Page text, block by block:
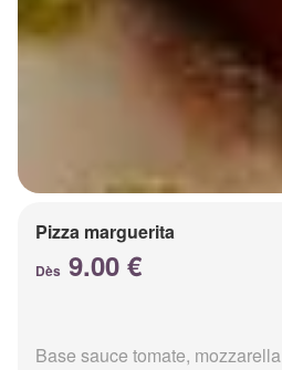
Pizza marguerita
Dès 9.00 €
Base sauce tomate, mozzarella